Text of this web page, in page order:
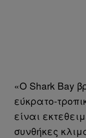
«Ο Shark Bay
εύκρατο-
είναι
συνθήκες